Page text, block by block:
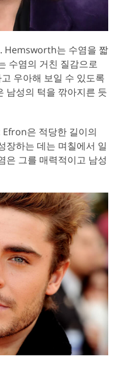
. Hemsworth는 수염을 짧
수염의 거친 질감으로
우아해 보일 수 있도록
남성의 턱을 깎아지른 듯
Efron은 적당한 길이의
장하는 데는 며칠에서 일
은 그를 매력적이고 남성